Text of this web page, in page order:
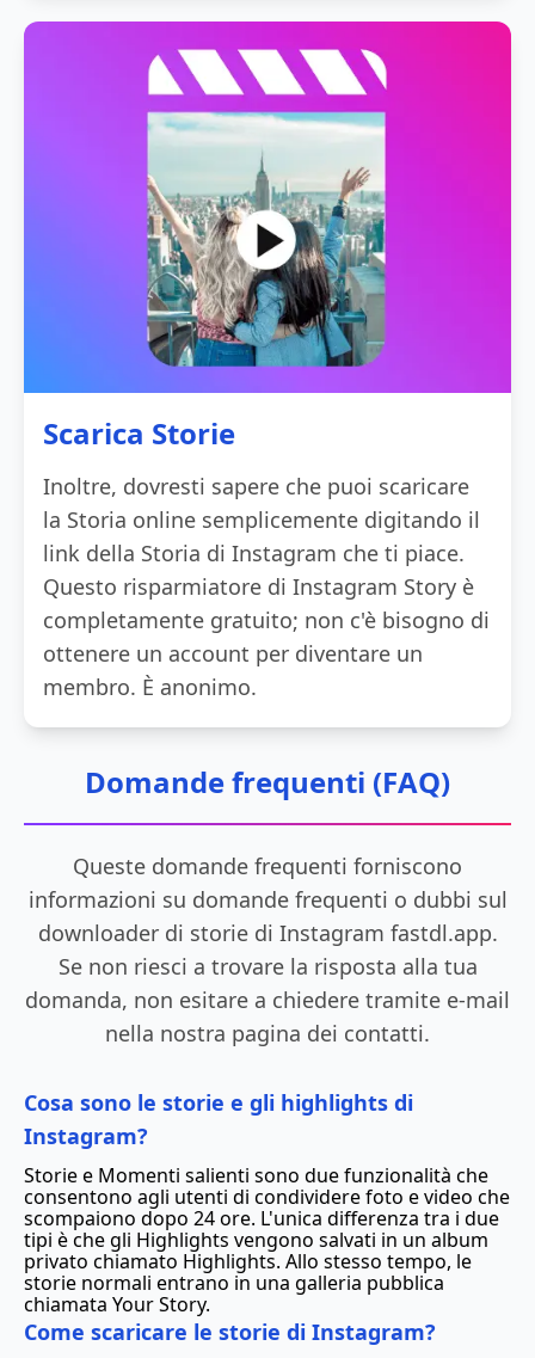
Scarica Storie
Inoltre, dovresti sapere che puoi scaricare
la Storia online semplicemente digitando il
link della Storia di Instagram che ti piace.
Questo risparmiatore di Instagram Story è
completamente gratuito; non c'è bisogno di
ottenere un account per diventare un
membro. È anonimo.
Domande frequenti (FAQ)
Queste domande frequenti forniscono
informazioni su domande frequenti o dubbi sul
downloader di storie di Instagram fastdl.app.
Se non riesci a trovare la risposta alla tua
domanda, non esitare a chiedere tramite e-mail
nella nostra pagina dei contatti.
Cosa sono le storie e gli highlights di
Instagram?
Storie e Momenti salienti sono due funzionalità che
consentono agli utenti di condividere foto e video che
scompaiono dopo 24 ore. L'unica differenza tra i due
tipi è che gli Highlights vengono salvati in un album
privato chiamato Highlights. Allo stesso tempo, le
storie normali entrano in una galleria pubblica
chiamata Your Story.
Come scaricare le storie di Instagram?